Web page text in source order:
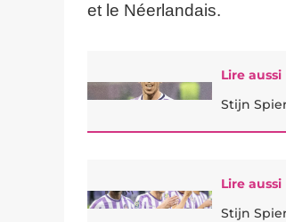
et le Néerlandais.
Lire aussi
Stijn
Lire aussi
Stijn